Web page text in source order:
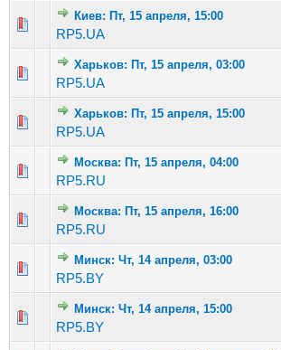
Киев: Пт, 15 апреля, 15:00
RP5.UA
Голосов: 3 - Средняя оценка: 3.33 из 5
12345
Харьков: Пт, 15 апреля, 03:00
RP5.UA
Голосов: 2 - Средняя оценка: 3 из 5
1 2345
Харьков: Пт, 15 апреля, 15:00
RP5.UA
Голосов: 3 - Средняя оценка: 2.33 из 5
1 2345
Москва: Пт, 15 апреля, 04:00
RP5.RU
Голосов: 5 - Средняя оценка: 1.4 из 5
123 45
Москва: Пт, 15 апреля, 16:00
RP5.RU
Голосов: 3 - Средняя оценка: 2.67 из 5
123 45
Минск: Чт, 14 апреля, 03:00
RP5.BY
Голосов: 4 - Средняя оценка: 3 из 5
1 2 345
Минск: Чт, 14 апреля, 15:00
RP5.BY
Голосов: 1 - Средняя оценка: 1 из 5
1 2 345